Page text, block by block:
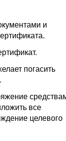
и
погасить
все
целевого